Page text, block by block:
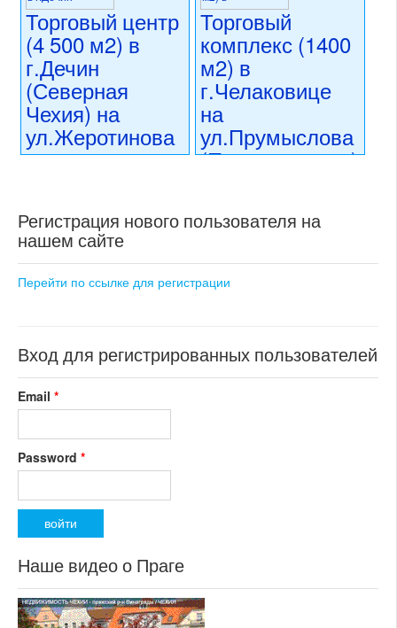
Торговый центр
(4 500 м2) в
г.Дечин
(Северная
Чехия) на
ул.Жеротинова
коммерческого использования
состояние: после
реконструкции
номер объекта:19353
Торговый
комплекс (1400
м2) в
г.Челаковице
на
ул.Прумыслова
(Прага – восток)
раздел: объекты для
Регистрация нового пользователя на
нашем сайте
Перейти по ссылке для регистрации
Вход для регистрированных пользователей
Email *
Password *
Наше видео о Праге